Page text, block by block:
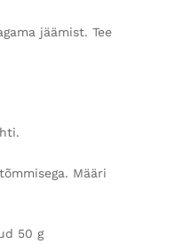
jäämist. Tee
Määri
50 g